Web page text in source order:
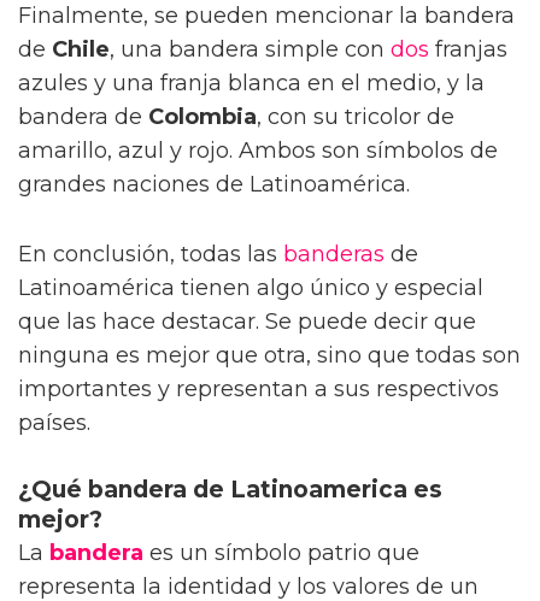
Finalmente, se pueden mencionar la bandera
de Chile, una bandera simple con dos franjas
azules y una franja blanca en el medio, y la
bandera de Colombia, con su tricolor de
amarillo, azul y rojo. Ambos son símbolos de
grandes naciones de Latinoamérica.
En conclusión, todas las banderas de
Latinoamérica tienen algo único y especial
que las hace destacar. Se puede decir que
ninguna es mejor que otra, sino que todas son
importantes y representan a sus respectivos
países.
¿Qué bandera de Latinoamerica es
mejor?
La bandera es un símbolo patrio que
representa la identidad y los valores de un